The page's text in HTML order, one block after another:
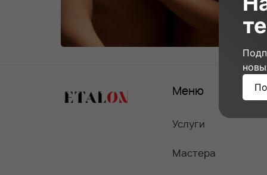
Меню
Услуги
Мастера